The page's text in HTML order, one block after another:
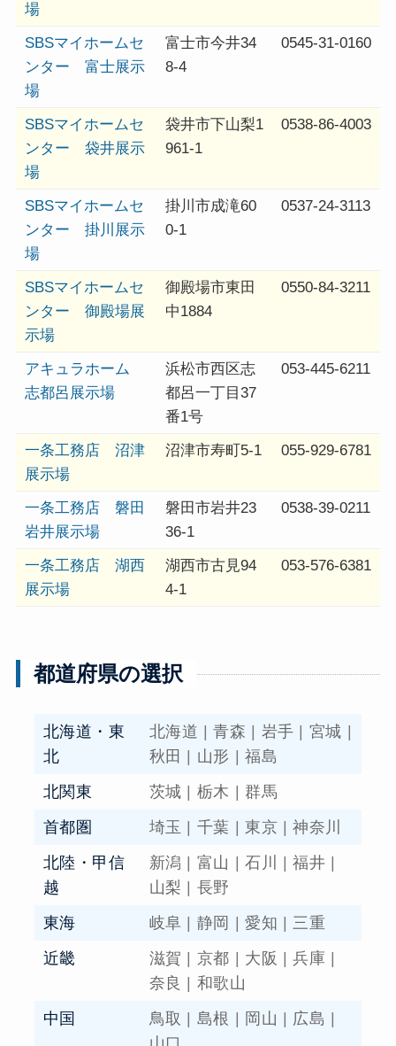
場
SBSマイホームセ
ンター 富士展示
場
富士市今井34
8-4
0545-31-0160
SBSマイホームセ
ンター 袋井展示
場
袋井市下山梨1
961-1
0538-86-4003
SBSマイホームセ
ンター 掛川展示
場
掛川市成滝60
0-1
0537-24-3113
SBSマイホームセ
ンター 御殿場展
示場
御殿場市東田
中1884
0550-84-3211
アキュラホーム
志都呂展示場
浜松市西区志
都呂一丁目37
番1号
053-445-6211
一条工務店 沼津
展示場
沼津市寿町5-1 055-929-6781
一条工務店 磐田
岩井展示場
磐田市岩井23
36-1
0538-39-0211
一条工務店 湖西
展示場
湖西市古見94
4-1
053-576-6381
都道府県の選択
北海道・東
北
北海道 |青森 岩手 宮城
秋田
山形
福島
北関東
茨城 栃木
群馬
首都圏
埼玉 千葉 東京 |神奈川
北陸・甲信
越
新潟 富山 石川 |福井
山梨
長野
東海
岐阜 静岡 愛知 |三重
近畿
滋賀 京都 大阪 |兵庫
奈良
和歌山
中国
鳥取 島根 岡山 広島